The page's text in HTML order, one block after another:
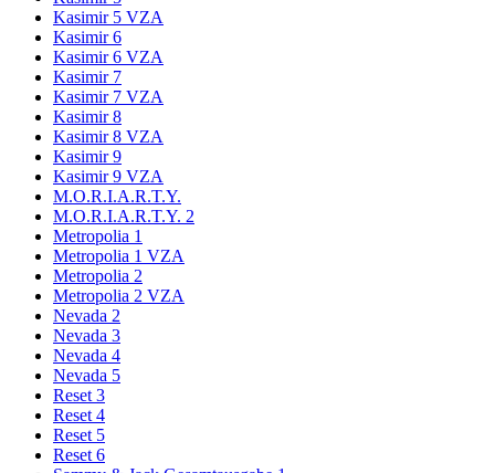
Kasimir 5 VZA
Kasimir 6
Kasimir 6 VZA
Kasimir 7
Kasimir 7 VZA
Kasimir 8
Kasimir 8 VZA
Kasimir 9
Kasimir 9 VZA
M.O.R.I.A.R.T.Y.
M.O.R.I.A.R.T.Y. 2
Metropolia 1
Metropolia 1 VZA
Metropolia 2
Metropolia 2 VZA
Nevada 2
Nevada 3
Nevada 4
Nevada 5
Reset 3
Reset 4
Reset 5
Reset 6